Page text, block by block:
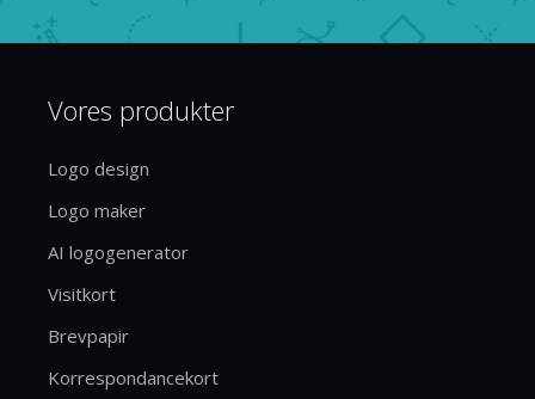
Vores produkter
Logo design
Logo maker
AI logogenerator
Visitkort
Brevpapir
Korrespondancekort